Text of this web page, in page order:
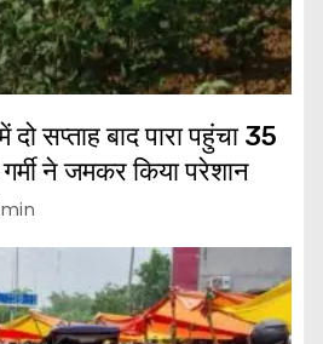
सप्ताह बाद पारा पहुंचा 35
ने जमकर किया परेशान